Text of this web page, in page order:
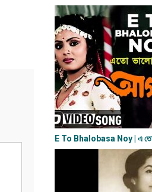
E To Bhalobasa Noy | এ তো